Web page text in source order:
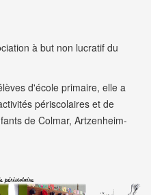
à but non lucratif du
d'école primaire, elle a
périscolaires et de
de Colmar, Artzenheim-